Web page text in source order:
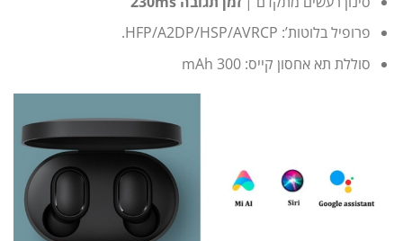
פרופיל בלוטות’: HFP/A2DP/HSP/AVRCP.
סוללת תא אחסון קייס: 300 mAh